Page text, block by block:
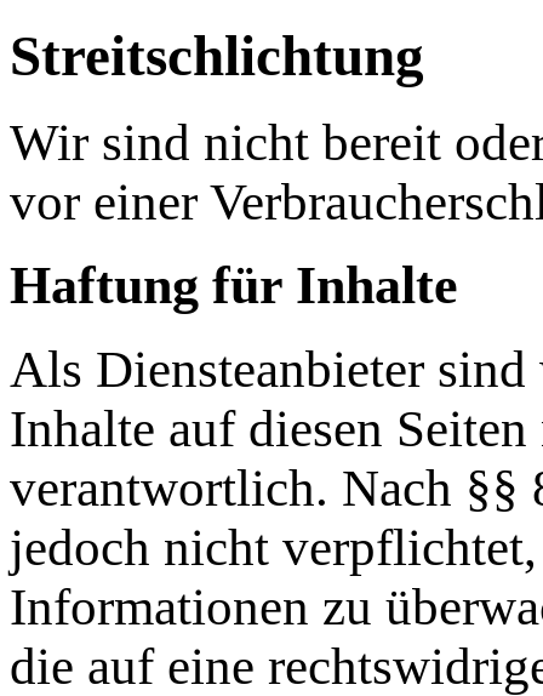
Streitschlichtung
Wir sind nicht bereit
vor einer
Haftung für Inhalte
Als Diensteanbieter
Inhalte auf diesen
verantwortlich. Nach §§
jedoch nicht
Informationen zu
die auf eine